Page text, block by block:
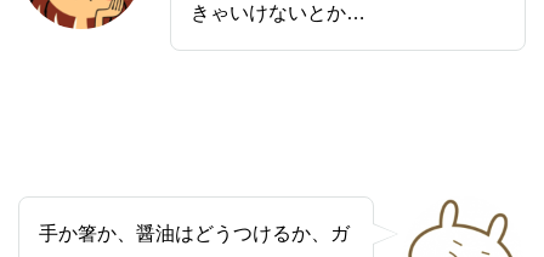
きゃいけないとか…
手か箸か、醤油はどうつけるか、ガ